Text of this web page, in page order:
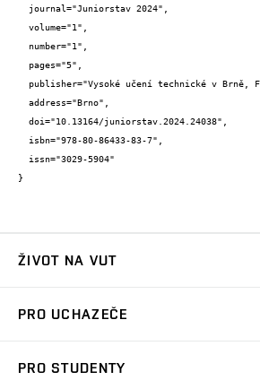
}
ŽIVOT NA VUT
Koleje
PRO UCHAZEČE
PRO STUDENTY